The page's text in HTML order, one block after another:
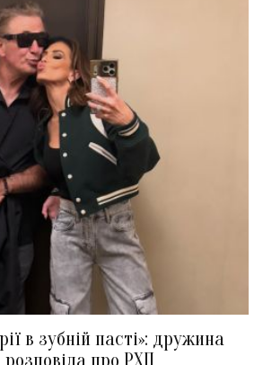
в зубній пасті»: дружина
про РХП